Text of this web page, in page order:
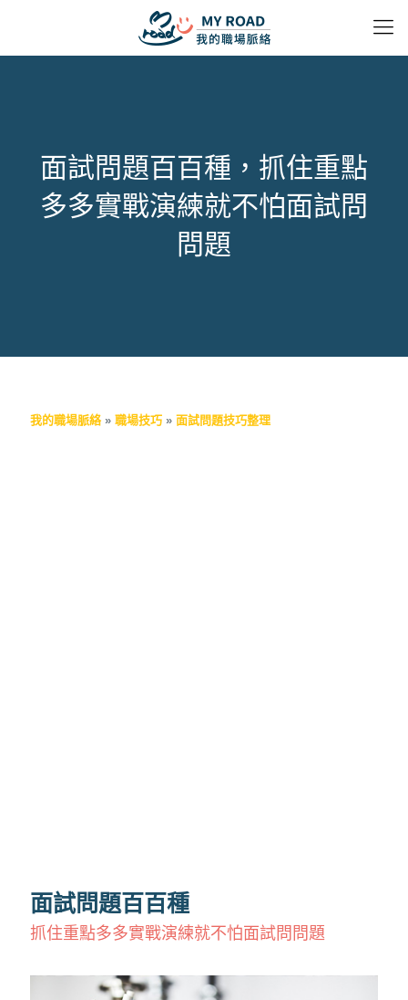
面試問題百百種，抓住重點
多多實戰演練就不怕面試問
問題
我的職場脈絡 » 職場技巧 » 面試問題技巧整理
面試問題百百種
抓住重點多多實戰演練就不怕面試問問題